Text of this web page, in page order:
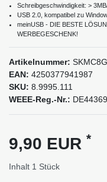
Schreibgeschwindigkeit: >
USB 2.0, kompatibel zu
meinUSB - DIE BESTE
WERBEGESCHENK!
Artikelnummer:
EAN: 4250377941987
SKU: 8.9995.111
WEEE-Reg.-Nr.:
9,90 EUR *
Inhalt 1 Stück